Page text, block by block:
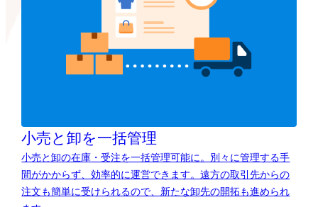
小売と卸を一括管理
小売と卸の在庫・受注を一括管理可能に。別々に管理する手
間がかからず、効率的に運営できます。遠方の取引先からの
注文も簡単に受けられるので、新たな卸先の開拓も進められ